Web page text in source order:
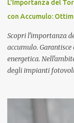
da triplette neutre di
atomo magnetico
atomico...
L'Importanza del
con Accumulo:
Scopri l'importanza
accumulo.
energetica.
degli impianti
un ruolo cruciale
contribuendo